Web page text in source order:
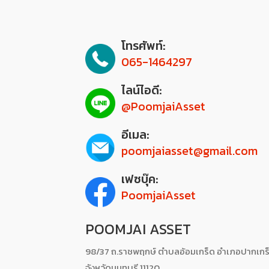
โทรศัพท์:
065-1464297
ไลน์ไอดี:
@PoomjaiAsset
อีเมล:
poomjaiasset@gmail.com
เฟซบุ๊ค:
PoomjaiAsset
POOMJAI ASSET
98/37 ถ.ราชพฤกษ์ ตำบลอ้อมเกร็ด อำเภอปากเก